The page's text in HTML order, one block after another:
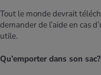
Tout le monde devrait
demander de l’aide en cas
utile.
Qu’emporter dans son sac?